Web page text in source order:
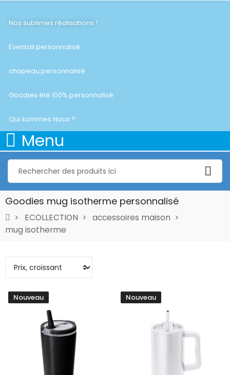
Nos sublimes réalisations !
Eventail personnalisé
chapeau personnalisé
Goodies été 100% personnalisé
Qui sommes Nous ?
Menu
Goodies mug isotherme personnalisé
ECOLLECTION
accessoires maison
mug isotherme
Nouveau Nouveau